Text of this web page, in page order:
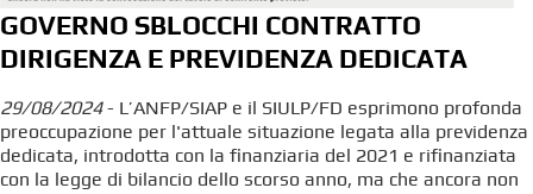
GOVERNO SBLOCCHI CONTRATTO
DIRIGENZA E PREVIDENZA DEDICATA
29/08/2024- L’ANFP/SIAP e il SIULP/FD esprimono profonda
preoccupazione per l'attuale situazione legata alla previdenza
dedicata, introdotta con la finanziaria del 2021 e rifinanziata
con la legge di bilancio dello scorso anno, ma che ancora non